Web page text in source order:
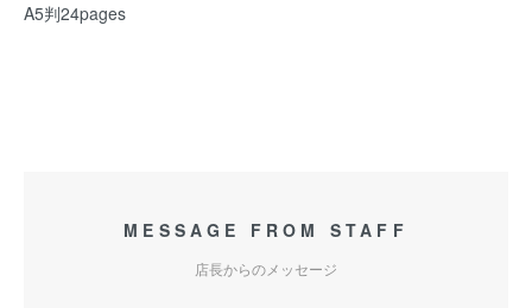
A5判24pages
MESSAGE FROM STAFF
店長からのメッセージ